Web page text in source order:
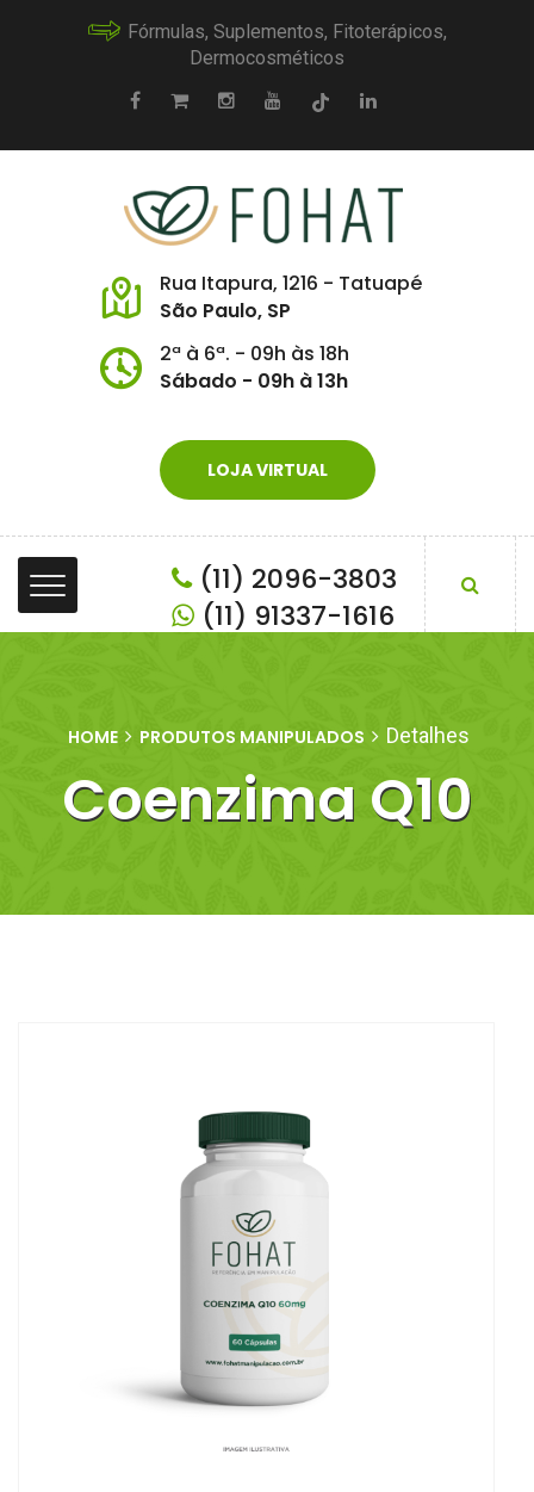
Fórmulas, Suplementos, Fitoterápicos,
Dermocosméticos
Rua Itapura, 1216 - Tatuapé
São Paulo, SP
2ª à 6ª. - 09h às 18h
Sábado - 09h à 13h
LOJA VIRTUAL
(11) 2096-3803
(11) 91337-1616
HOME PRODUTOS MANIPULADOS Detalhes
Coenzima Q10